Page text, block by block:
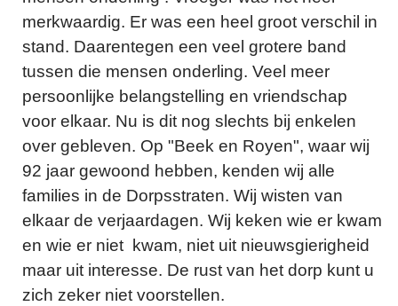
merkwaardig. Er was een heel groot verschil in
stand. Daarentegen een veel grotere band
tussen die mensen onderling. Veel meer
persoonlijke belangstelling en vriendschap
voor elkaar. Nu is dit nog slechts bij enkelen
over gebleven. Op "Beek en Royen", waar wij
92 jaar gewoond hebben, kenden wij alle
families in de Dorpsstraten. Wij wisten van
elkaar de verjaardagen. Wij keken wie er kwam
en wie er niet kwam, niet uit nieuwsgierigheid
maar uit interesse. De rust van het dorp kunt u
zich zeker niet voorstellen.